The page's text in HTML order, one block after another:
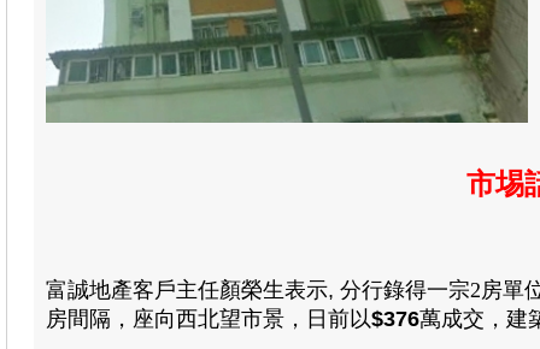
市埸
富誠地產客戶主任顏榮生表示, 分行錄得一宗2房單
房間隔，座向西北望市景 ，日前以$376萬成交，建